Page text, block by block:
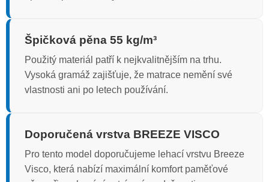
Špičková pěna 55 kg/m³
Použitý materiál patří k nejkvalitnějším na trhu.
Vysoká gramáž zajišťuje, že matrace nemění své
vlastnosti ani po letech používání.
Doporučená vrstva BREEZE VISCO
Pro tento model doporučujeme lehací vrstvu Breeze
Visco, která nabízí maximální komfort paměťové